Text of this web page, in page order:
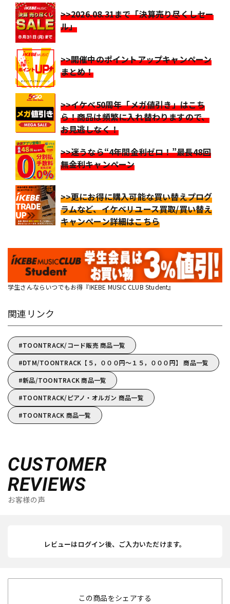
>>2026.08.31まで「決算売り尽くしセー
ル」
>>開催中のポイントアップキャンペーン
まとめ！
>>イケベ50周年「メガ値引き」はこち
ら！商品は頻繁に入れ替わりますので、
お見逃しなく！
>>迷うなら“4年間金利ゼロ！”最長48回
無金利キャンペーン
>>更にお得に購入可能な買い替えプログ
ラムなど、イケベリユース買取/買い替え
キャンペーン詳細はこちら
学生さんならいつでもお得『IKEBE MUSIC CLUB Student』
関連リンク
TOONTRACK/コード販売 商品一覧
DTM/TOONTRACK【５，０００円～１５，０００円】 商品一覧
新品/TOONTRACK 商品一覧
TOONTRACK/ピアノ・オルガン 商品一覧
TOONTRACK 商品一覧
CUSTOMER
REVIEWS
お客様の声
レビューはログイン後、ご入力いただけます。
この商品をシェアする